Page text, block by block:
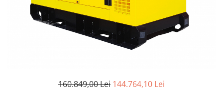
Electrozi sudura MMA
Baghete si Electrozi sudura
160.849,00 Lei 144.764,10 Lei